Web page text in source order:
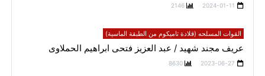
2024-01-11
2146
القوات المسلحه (قلادة تاميكوم من الطبقة الماسية)
عريف مجند شهيد / عبد العزيز فتحى ابراهيم الحملاوى
2023-06-27
8630